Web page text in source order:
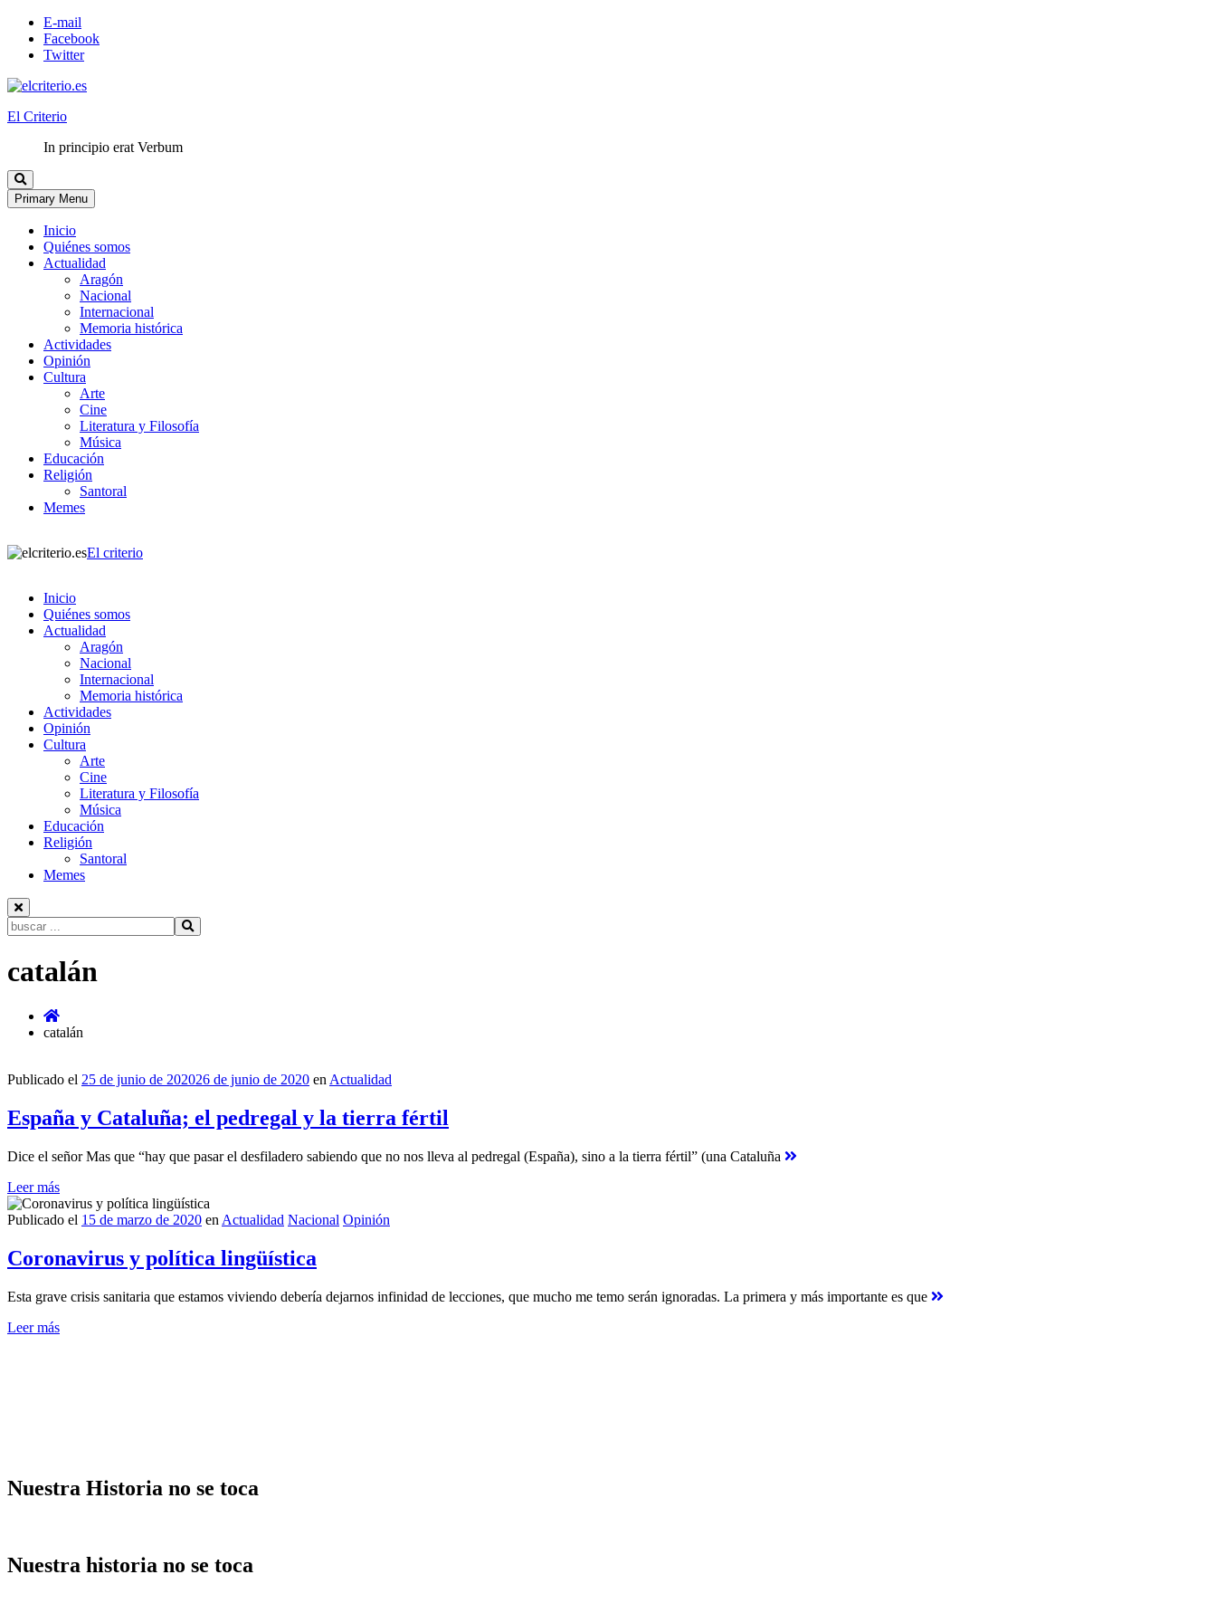
E-mail
Facebook
Twitter
El Criterio
In principio erat Verbum
Primary Menu
Inicio
Quiénes somos
Actualidad
Aragón
Nacional
Internacional
Memoria histórica
Actividades
Opinión
Cultura
Arte
Cine
Literatura y Filosofía
Música
Educación
Religión
Santoral
Memes
El criterio
Inicio
Quiénes somos
Actualidad
Aragón
Nacional
Internacional
Memoria histórica
Actividades
Opinión
Cultura
Arte
Cine
Literatura y Filosofía
Música
Educación
Religión
Santoral
Memes
Buscar:
al
catalán
catalán
Publicado el 25 de junio de 202026 de junio de 2020 en Actualidad
España y Cataluña; el pedregal y la tierra fértil
Dice el señor Mas que “hay que pasar el desfiladero sabiendo que no nos lleva al pedregal (España), sino a la tierra fértil” (una Cataluña
Leer más
Publicado el 15 de marzo de 2020 en Actualidad Nacional Opinión
Coronavirus y política lingüística
Esta grave crisis sanitaria que estamos viviendo debería dejarnos infinidad de lecciones, que mucho me temo serán ignoradas. La primera y más importante es que
Leer más
Nuestra Historia no se toca
Nuestra historia no se toca